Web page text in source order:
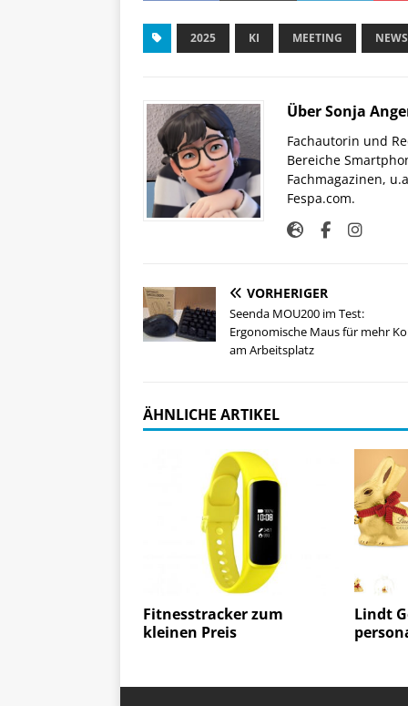
2025 KI MEETING NEWS
Über Sonja
Fachautorin und
Bereiche
Fachmagazinen,
Fespa.com.
VORHERIGER
Seenda MOU200 im Test:
Ergonomische Maus für mehr
am Arbeitsplatz
ÄHNLICHE ARTIKEL
Fitnesstracker zum
kleinen Preis
Lindt